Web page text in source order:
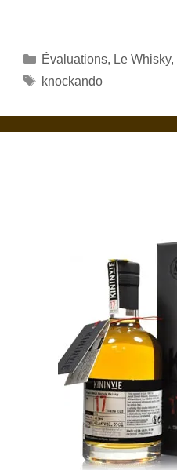
Catégories
Évaluations, Le Whisky,
Étiquettes
knockando